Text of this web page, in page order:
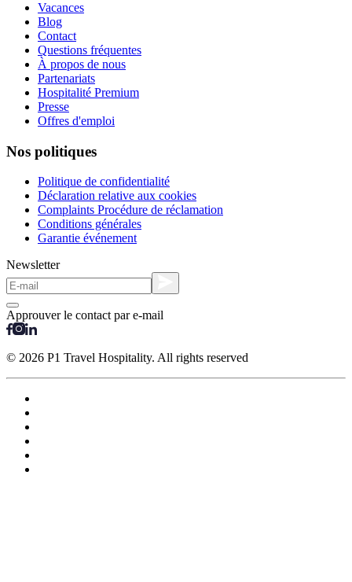
Vacances
Blog
Contact
Questions fréquentes
À propos de nous
Partenariats
Hospitalité Premium
Presse
Offres d'emploi
Nos politiques
Politique de confidentialité
Déclaration relative aux cookies
Complaints Procédure de réclamation
Conditions générales
Garantie événement
Newsletter
Approuver le contact par e-mail
© 2026 P1 Travel Hospitality. All rights reserved